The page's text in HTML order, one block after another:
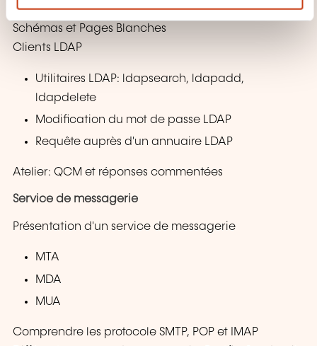
n
Contrôle d'accès
Schémas et Pages Blanches
Clients LDAP
Utilitaires LDAP: ldapsearch, ldapadd,
ldapdelete
Modification du mot de passe LDAP
Requête auprès d'un annuaire LDAP
Atelier: QCM et réponses commentées
Service de messagerie
Présentation d'un service de messagerie
MTA
MDA
MUA
Comprendre les protocole SMTP, POP et IMAP